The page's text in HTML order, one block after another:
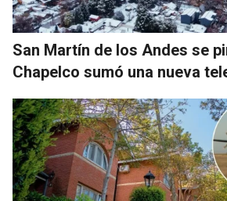
San Martín de los Andes se
Chapelco sumó una nueva